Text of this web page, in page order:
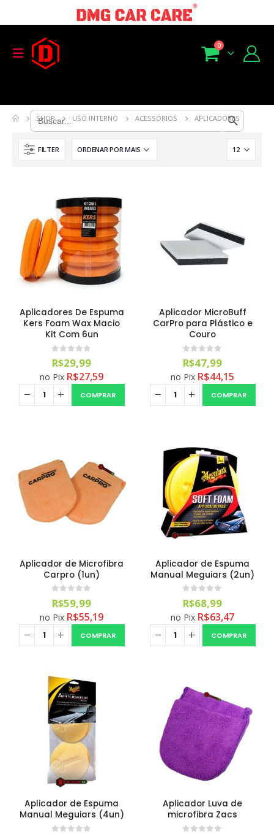
Search
for:
Search Button
0
SHOP USO INTERNO ACESSÓRIOS APLICADORES
FILTER
Aplicadores De Espuma
Kers Foam Wax Macio
Kit Com 6un
R$29,99
no Pix R$27,59
COMPRAR
Aplicador MicroBuff
CarPro para Plástico e
Couro
R$47,99
no Pix R$44,15
COMPRAR
Aplicador de Microfibra
Carpro (1un)
R$59,99
no Pix R$55,19
COMPRAR
Aplicador de Espuma
Manual Meguiars (2un)
R$68,99
no Pix R$63,47
COMPRAR
Aplicador de Espuma
Manual Meguiars (4un)
Aplicador Luva de
microfibra Zacs
Magil Clean Ultra Limpador AutoClean Uso Geral 5L
0 out of 5
R$160,99
0out of 5
R$1.399,90